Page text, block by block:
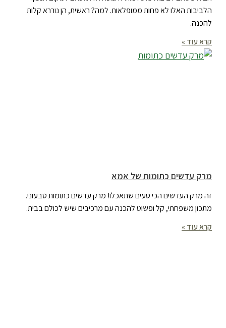
הלביבות האלו לא פחות ממופלאות. למה? ראשית, הן נוררא קלות
להכנה.
קרא עוד »
מרק עדשים כתומות של אמא
זה מרק העדשים הכי טעים שתאכלו! מרק עדשים כתומות טבעוני.
מתכון משפחתי, קל ופשוט להכנה עם מרכיבים שיש לכולם בבית.
קרא עוד »